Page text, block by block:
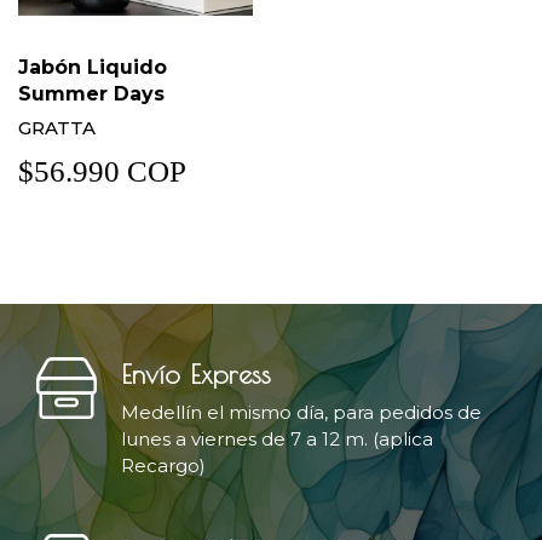
Jabón Liquido
Summer Days
GRATTA
$56.990 COP
Envío Express
Medellín el mismo día, para pedidos de
lunes a viernes de 7 a 12 m. (aplica
Recargo)